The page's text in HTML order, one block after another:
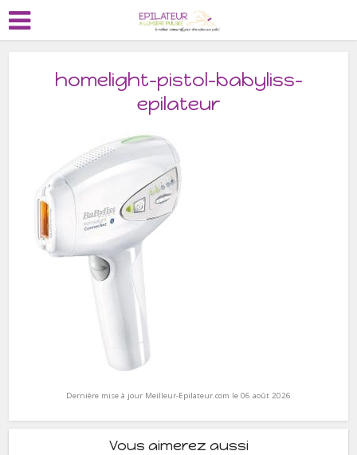
homelight-pistol-babyliss-
epilateur
Dernière mise à jour Meilleur-Epilateur.com le 06 août 2026
Vous aimerez aussi